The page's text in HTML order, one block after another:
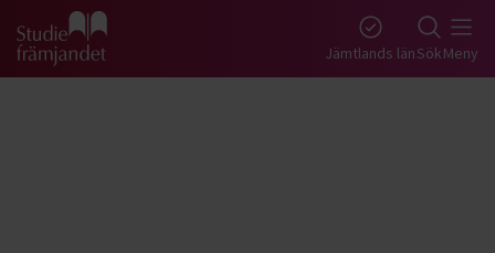
Gå till studiefrämjandets startsida Jämtlands länSökMeny